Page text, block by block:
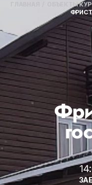
ОБЪЕКТЫ